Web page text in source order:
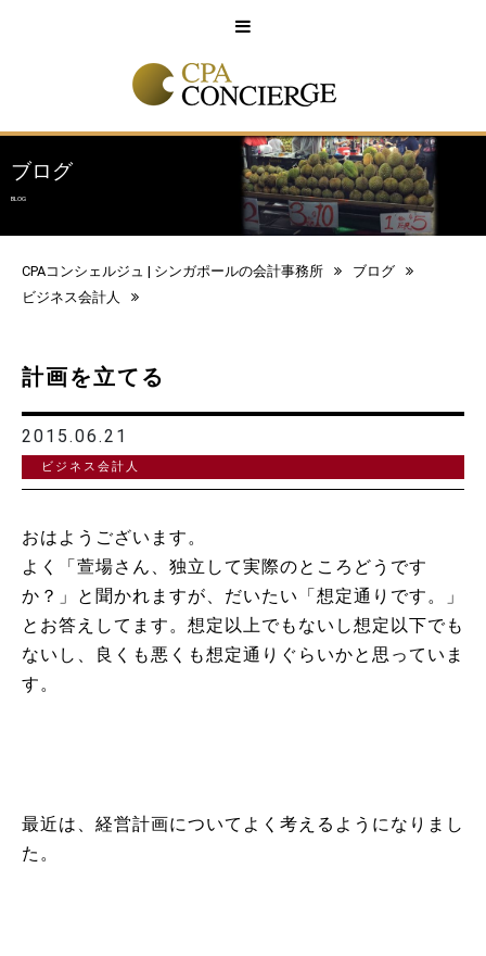
ブログ
BLOG
CPAコンシェルジュ | シンガポールの会計事務所
ブログ
ビジネス会計人
計画を立てる
2015.06.21
ビジネス会計人
おはようございます。
よく「萱場さん、独立して実際のところどうです
か？」と聞かれますが、だいたい「想定通りです。」
とお答えしてます。想定以上でもないし想定以下でも
ないし、良くも悪くも想定通りぐらいかと思っていま
す。
最近は、経営計画についてよく考えるようになりまし
た。